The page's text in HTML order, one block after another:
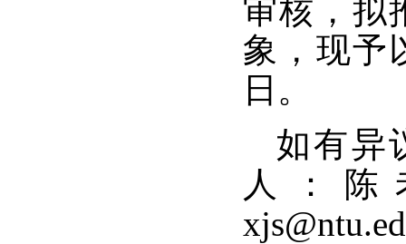
审核，拟
象， 现予
日。
如有异
人：